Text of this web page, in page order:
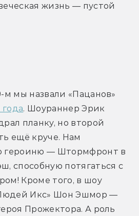
жизнь — пустой
. Шоураннер Эрик
планку, но второй
ещё круче. Нам
героиню — Штормфронт в
способную потягаться с
Кроме того, в шоу
Икс» Шон Эшмор —
Прожектора. А роль